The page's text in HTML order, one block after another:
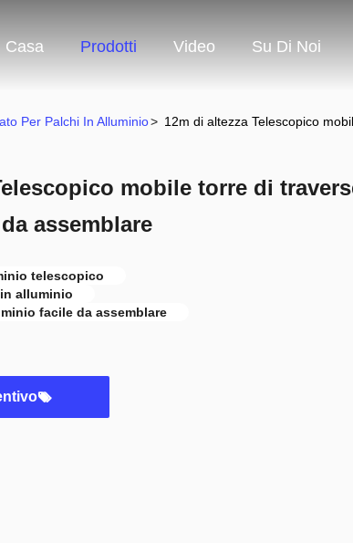
Casa Prodotti Video Su Di Noi
Per Palchi In Alluminio> 12m di altezza Telescopico
mobile torre di
assemblare
telescopico
alluminio
facile da assemblare